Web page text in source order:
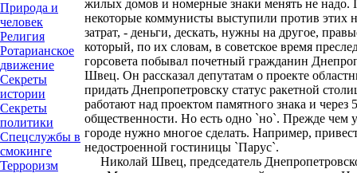
Природа и
человек
Религия
Ротарианское
движение
Секреты
истории
Секреты
политики
Спецслужбы в
смокинге
Терроризм
жилых домов и номерные знаки менять не надо.
некоторые коммунисты выступили против этих
затрат, - деньги, дескать, нужны на другое,
который, по их словам, в советское время
горсовета побывал почетный гражданин
Швец. Он рассказал депутатам о проекте
придать Днепропетровску статус ракетной
работают над проектом памятного знака и через
общественности. Но есть одно `но`. Прежде чем
городе нужно многое сделать. Например,
недостроенной гостиницы `Парус`.
Николай Швец, председатель